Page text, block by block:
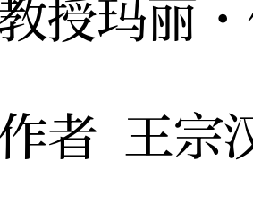
授玛丽
王宗